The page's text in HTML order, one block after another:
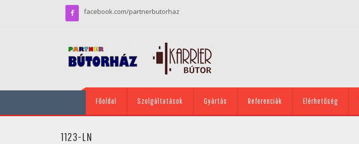
facebook.com/partnerbutorhaz
Főoldal Szolgáltatások Gyártás Referenciák Elérhetőség
1123-LN